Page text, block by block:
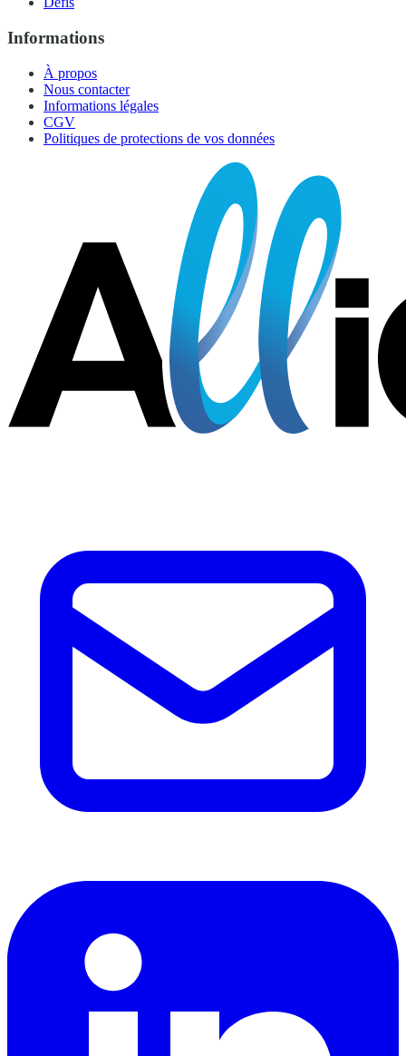
Informations
À propos
Nous contacter
Informations légales
CGV
Politiques de protections de vos données